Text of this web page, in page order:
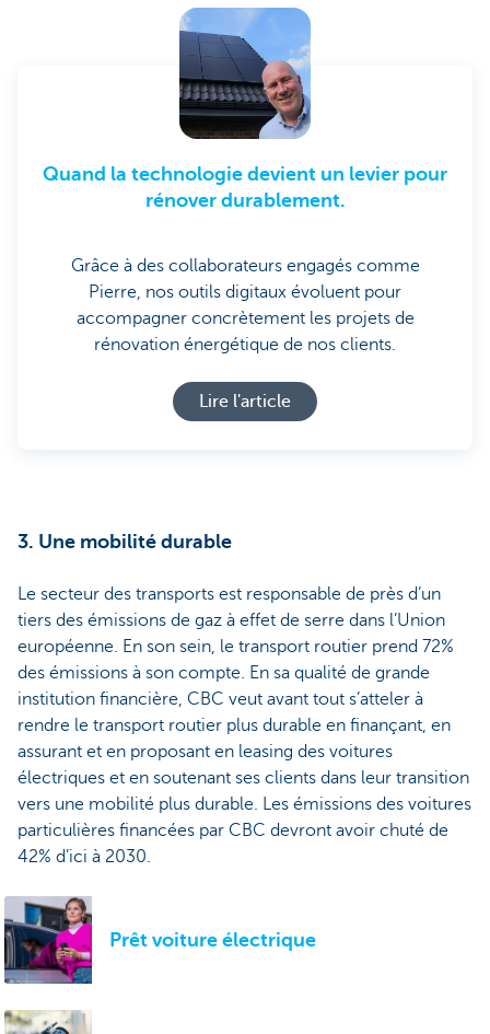
Quand la technologie devient un levier pour
rénover durablement.
Grâce à des collaborateurs engagés comme
Pierre, nos outils digitaux évoluent pour
accompagner concrètement les projets de
rénovation énergétique de nos clients.
Lire l'article
3. Une mobilité durable
Le secteur des transports est responsable de près d’un
tiers des émissions de gaz à effet de serre dans l’Union
européenne. En son sein, le transport routier prend 72%
des émissions à son compte. En sa qualité de grande
institution financière, CBC veut avant tout s’atteler à
rendre le transport routier plus durable en finançant, en
assurant et en proposant en leasing des voitures
électriques et en soutenant ses clients dans leur transition
vers une mobilité plus durable. Les émissions des voitures
particulières financées par CBC devront avoir chuté de
42% d’ici à 2030.
Prêt voiture électrique